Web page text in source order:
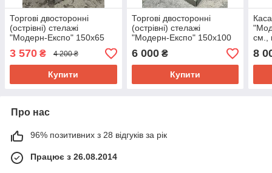
Торгові двосторонні
(острівні) стелажі
"Модерн-Експо" 150х65
см. Б/у
3 570 ₴ 4 200 ₴
Купити
Торгові двосторонні
(острівні) стелажі
"Модерн-Експо" 150х100
см. Б/у
6 000₴
Купити
см.,
8
Про нас
96% позитивних з 28 відгуків за рік
Працює з 26.08.2014